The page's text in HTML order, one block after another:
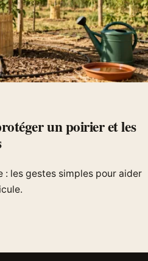
un poirier et les
: les gestes simples pour aider